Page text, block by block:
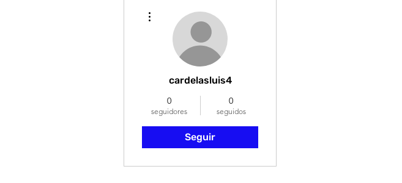
cardelasluis4
0
seguidores
0
seguidos
Seguir